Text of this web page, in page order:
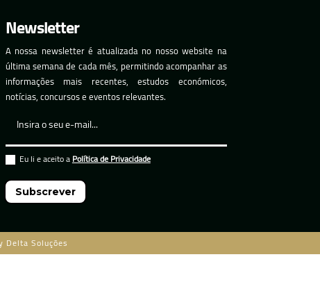
Newsletter
A nossa newsletter é atualizada no nosso website na
última semana de cada mês, permitindo acompanhar as
informações mais recentes, estudos económicos,
notícias, concursos e eventos relevantes.
Eu li e aceito aPolítica de Privacidade
Subscrever
Delta Soluções